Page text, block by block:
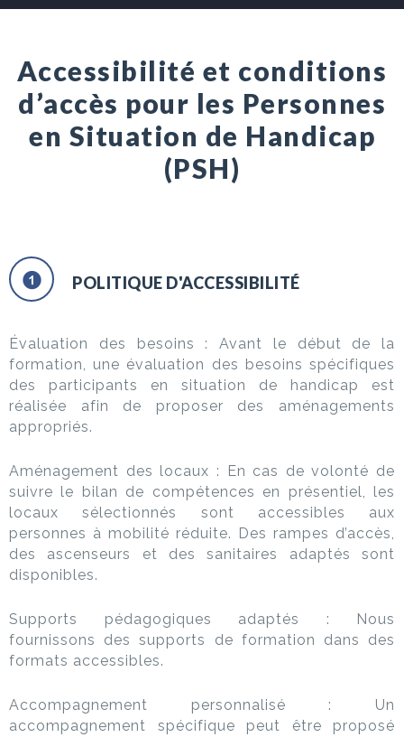
Accessibilité et conditions
d’accès pour les Personnes
en Situation de Handicap
(PSH)
POLITIQUE D'ACCESSIBILITÉ
Évaluation des besoins : Avant le début de la
formation, une évaluation des besoins spécifiques
des participants en situation de handicap est
réalisée afin de proposer des aménagements
appropriés.
Aménagement des locaux : En cas de volonté de
suivre le bilan de compétences en présentiel, les
locaux sélectionnés
sont accessibles aux
personnes à mobilité réduite. Des rampes d’accès,
des ascenseurs et des sanitaires adaptés sont
disponibles.
Supports pédagogiques adaptés : Nous
fournissons des supports de formation dans des
formats accessibles.
Accompagnement personnalisé : Un
accompagnement spécifique peut être proposé